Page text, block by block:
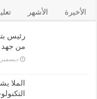
الأخيرة الأشهر
رئيس
من جهد في
ديسمبر 31, 2022
الملا